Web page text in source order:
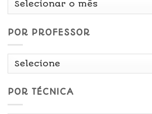
POR PROFESSOR
POR TÉCNICA